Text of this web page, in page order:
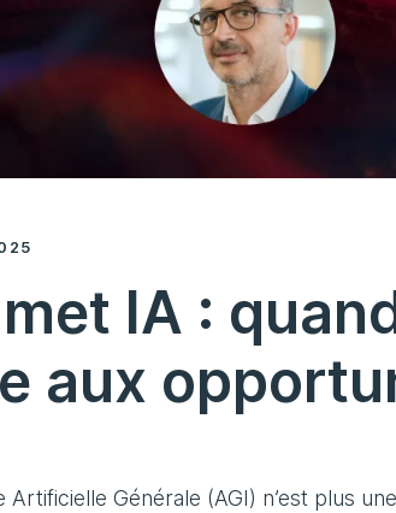
IA :
aux
Artificielle Générale (AGI) n’est plus